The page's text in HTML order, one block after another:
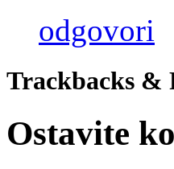
odgovori
Trackbacks &
Ostavite